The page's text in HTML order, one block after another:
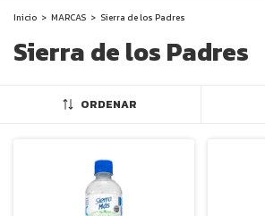
Inicio > MARCAS > Sierra de los Padres
Sierra de los Padres
ORDENAR